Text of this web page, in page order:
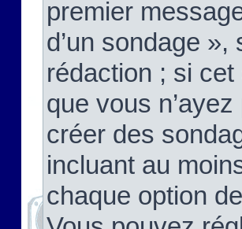
premier
d’un sondage
rédaction ; si cet
que vous
créer des
incluant au
chaque option